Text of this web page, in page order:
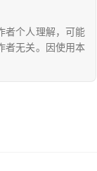
者个人理解，可能
者无关。因使用本